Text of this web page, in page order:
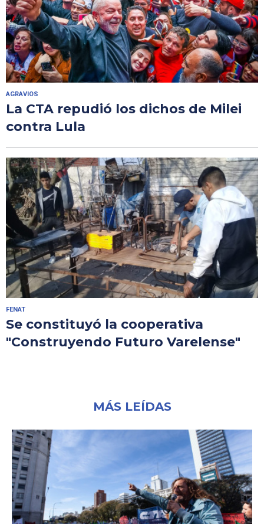
AGRAVIOS
La CTA repudió los dichos de Milei
contra Lula
FENAT
Se constituyó la cooperativa
"Construyendo Futuro Varelense"
MÁS LEÍDAS